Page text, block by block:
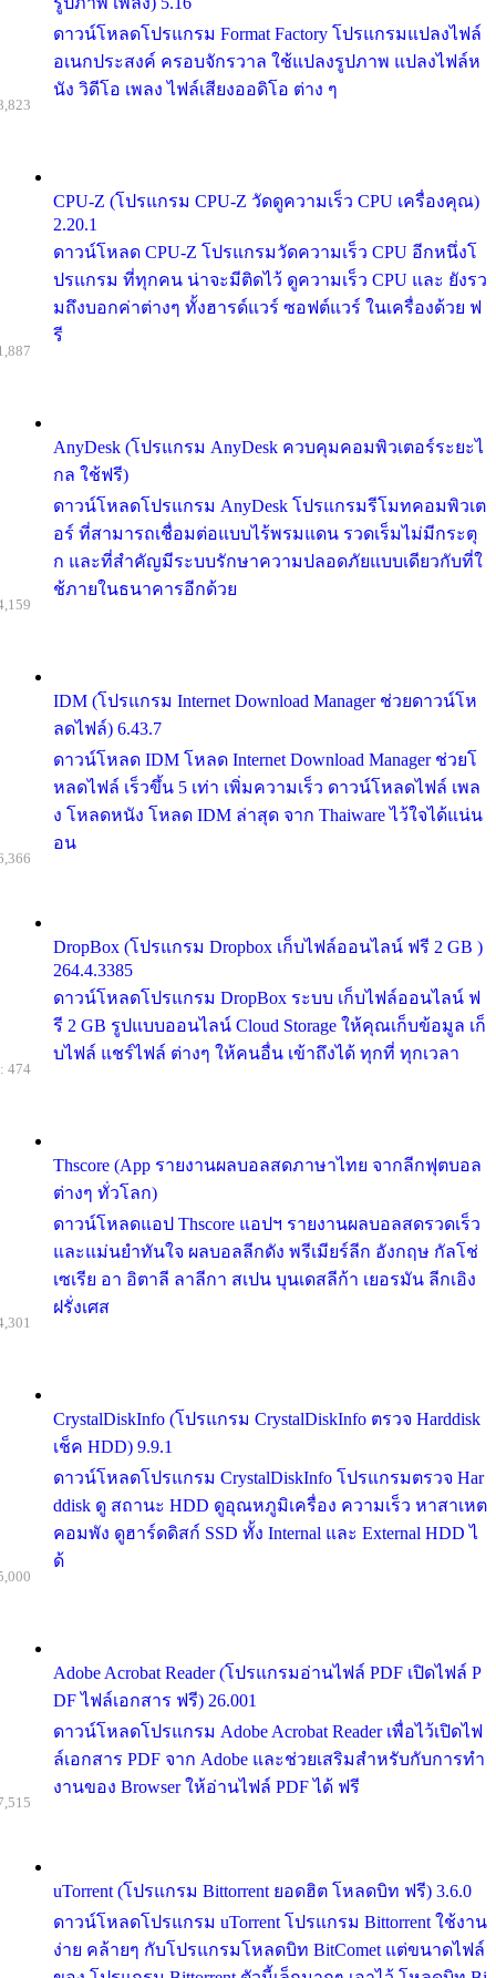
ดาวน์โหลดโปรแกรม Format Factory โปรแกรมแปลงไฟล์
อเนกประสงค์ ครอบจักรวาล ใช้แปลงรูปภาพ แปลงไฟล์ห
นัง วิดีโอ เพลง ไฟล์เสียงออดิโอ ต่าง ๆ
CPU-Z (โปรแกรม CPU-Z วัดดูความเร็ว CPU เครื่องคุณ)
2.20.1
ดาวน์โหลด CPU-Z โปรแกรมวัดความเร็ว CPU อีกหนึ่งโ
ปรแกรม ที่ทุกคน น่าจะมีติดไว้ ดูความเร็ว CPU และ ยังรว
มถึงบอกค่าต่างๆ ทั้งฮารด์แวร์ ซอฟต์แวร์ ในเครื่องด้วย ฟ
รี
AnyDesk (โปรแกรม AnyDesk ควบคุมคอมพิวเตอร์ระยะไ
กล ใช้ฟรี)
ดาวน์โหลดโปรแกรม AnyDesk โปรแกรมรีโมทคอมพิวเต
อร์ ที่สามารถเชื่อมต่อแบบไร้พรมแดน รวดเร็มไม่มีกระตุ
ก และที่สำคัญมีระบบรักษาความปลอดภัยแบบเดียวกับที่ใ
ช้ภายในธนาคารอีกด้วย
IDM (โปรแกรม Internet Download Manager ช่วยดาวน์โห
ลดไฟล์) 6.43.7
ดาวน์โหลด IDM โหลด Internet Download Manager ช่วยโ
หลดไฟล์ เร็วขึ้น 5 เท่า เพิ่มความเร็ว ดาวน์โหลดไฟล์ เพล
ง โหลดหนัง โหลด IDM ล่าสุด จาก Thaiware ไว้ใจได้แน่น
อน
DropBox (โปรแกรม Dropbox เก็บไฟล์ออนไลน์ ฟรี 2 GB )
264.4.3385
ดาวน์โหลดโปรแกรม DropBox ระบบ เก็บไฟล์ออนไลน์ ฟ
รี 2 GB รูปแบบออนไลน์ Cloud Storage ให้คุณเก็บข้อมูล เก็
บไฟล์ แชร์ไฟล์ ต่างๆ ให้คนอื่น เข้าถึงได้ ทุกที่ ทุกเวลา
Thscore (App รายงานผลบอลสดภาษาไทย จากลีกฟุตบอล
ต่างๆ ทั่วโลก)
ดาวน์โหลดแอป Thscore แอปฯ รายงานผลบอลสดรวดเร็ว
และแม่นยำทันใจ ผลบอลลีกดัง พรีเมียร์ลีก อังกฤษ กัลโช่
เซเรีย อา อิตาลี ลาลีกา สเปน บุนเดสลีก้า เยอรมัน ลีกเอิง
ฝรั่งเศส
474
CrystalDiskInfo (โปรแกรม CrystalDiskInfo ตรวจ Harddisk
เช็ค HDD) 9.9.1
ดาวน์โหลดโปรแกรม CrystalDiskInfo โปรแกรมตรวจ Har
ddisk ดู สถานะ HDD ดูอุณหภูมิเครื่อง ความเร็ว หาสาเหต
คอมพัง ดูฮาร์ดดิสก์ SSD ทั้ง Internal และ External HDD ไ
ด้
Adobe Acrobat Reader (โปรแกรมอ่านไฟล์ PDF เปิดไฟล์ P
DF ไฟล์เอกสาร ฟรี) 26.001
ดาวน์โหลดโปรแกรม Adobe Acrobat Reader เพื่อไว้เปิดไฟ
ล์เอกสาร PDF จาก Adobe และช่วยเสริมสำหรับกับการทำ
งานของ Browser ให้อ่านไฟล์ PDF ได้ ฟรี
uTorrent (โปรแกรม Bittorrent ยอดฮิต โหลดบิท ฟรี) 3.6.0
ดาวน์โหลดโปรแกรม uTorrent โปรแกรม Bittorrent ใช้งาน
ง่าย คล้ายๆ กับโปรแกรมโหลดบิท BitComet แต่ขนาดไฟล์